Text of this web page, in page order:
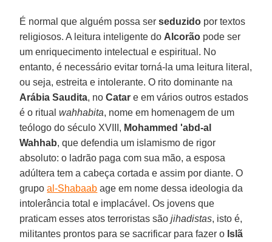
É normal que alguém possa serseduzido por textos
religiosos. A leitura inteligente do Alcorão pode ser
um enriquecimento intelectual e espiritual. No
entanto, é necessário evitar torná-la uma leitura literal,
ou seja, estreita e intolerante. O rito dominante na
Arábia Saudita, noCatar e em vários outros estados
é o ritualwahhabita, nome em homenagem de um
teólogo do século XVIII, Mohammed 'abd-al
Wahhab, que defendia um islamismo de rigor
absoluto: o ladrão paga com sua mão, a esposa
adúltera tem a cabeça cortada e assim por diante. O
grupoal-Shabaab age em nome dessa ideologia da
intolerância total e implacável. Os jovens que
praticam esses atos terroristas sãojihadistas, isto é,
militantes prontos para se sacrificar para fazer o Islã